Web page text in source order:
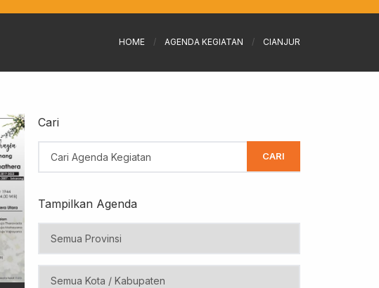
HOME / AGENDA KEGIATAN / CIANJUR
Cari
CARI
Tampilkan Agenda